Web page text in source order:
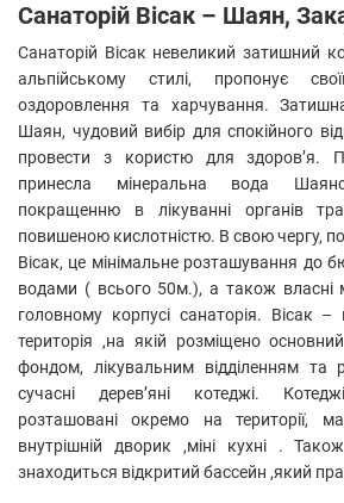
Санаторій Вісак – Шаян,
Санаторій Вісак невеликий затишний
альпійському стилі, пропонує
оздоровлення та харчування.
Шаян, чудовий вибір для спокійного
провести з користю для здоров’я.
принесла мінеральна вода
покращенню в лікуванні органів
повишеною кислотністю. В свою чергу,
Вісак, це мінімальне розташування до
водами ( всього 50м.), а також власні
головному корпусі санаторія. Вісак
територія ,на якій розміщено
фондом, лікувальним відділенням та
сучасні дерев’яні котеджі.
розташовані окремо на території,
внутрішній дворик ,міні кухні .
знаходиться відкритий бассейн ,який